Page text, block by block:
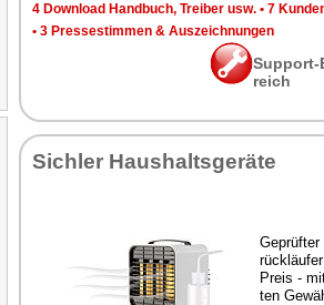
4 Down­load Hand­buch, Trei­ber usw. • 7
• 3 Pres­se­stim­men & Aus­zeich­nun­gen
reich
Sich­ler Haus­halts­ge­rä­te
Preis -
ten